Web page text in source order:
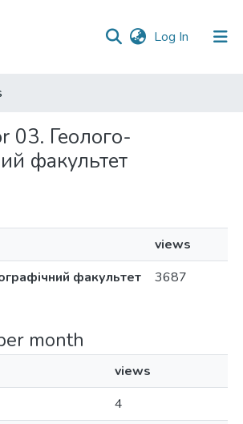
Log In (current)
03. Геолого-
факультет
views
факультет
3687
month
views
4